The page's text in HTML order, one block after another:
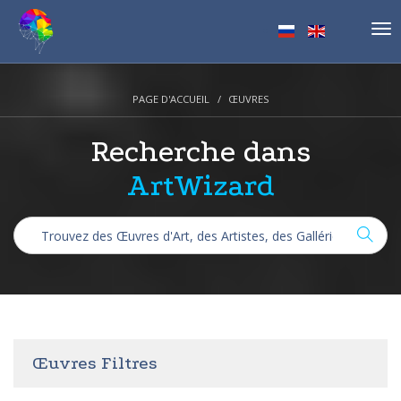
PAGE D'ACCUEIL ŒUVRES
Recherche dans
ArtWizard
Œuvres Filtres